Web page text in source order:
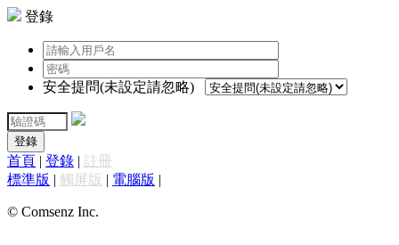
登錄
安全提問(未設定請忽略)
登錄
首頁 | 登錄 | 註冊
標準版 | 觸屏版 | 電腦版 |
© Comsenz Inc.